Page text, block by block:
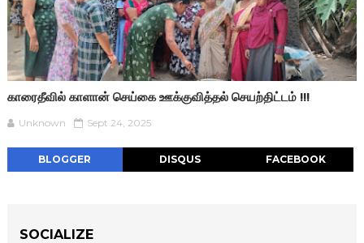
காரைதீவில் காளான் செய்கை ஊக்குவித்தல் செயற்திட்டம் !!!
Unknown Sept 24, 2025
BLOGGER DISQUS FACEBOOK
SOCIALIZE